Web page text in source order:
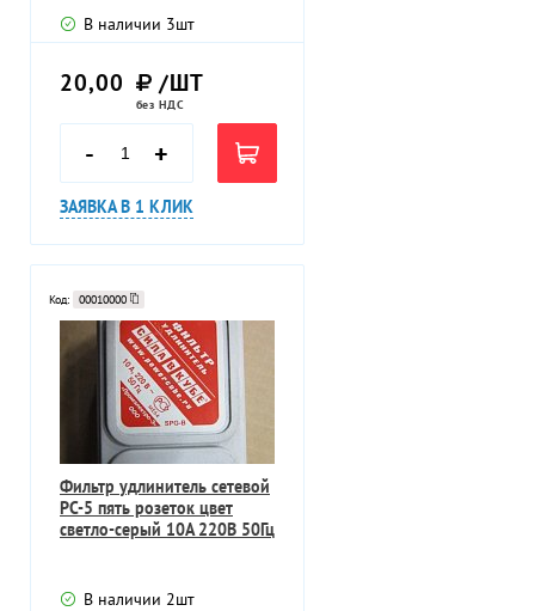
В наличии 3шт
20,00 /ШТ
без НДС
- +
ЗАЯВКА В 1 КЛИК
Код: 00010000
Фильтр удлинитель сетевой
РС-5 пять розеток цвет
светло-серый 10А 220В 50Гц
В наличии 2шт